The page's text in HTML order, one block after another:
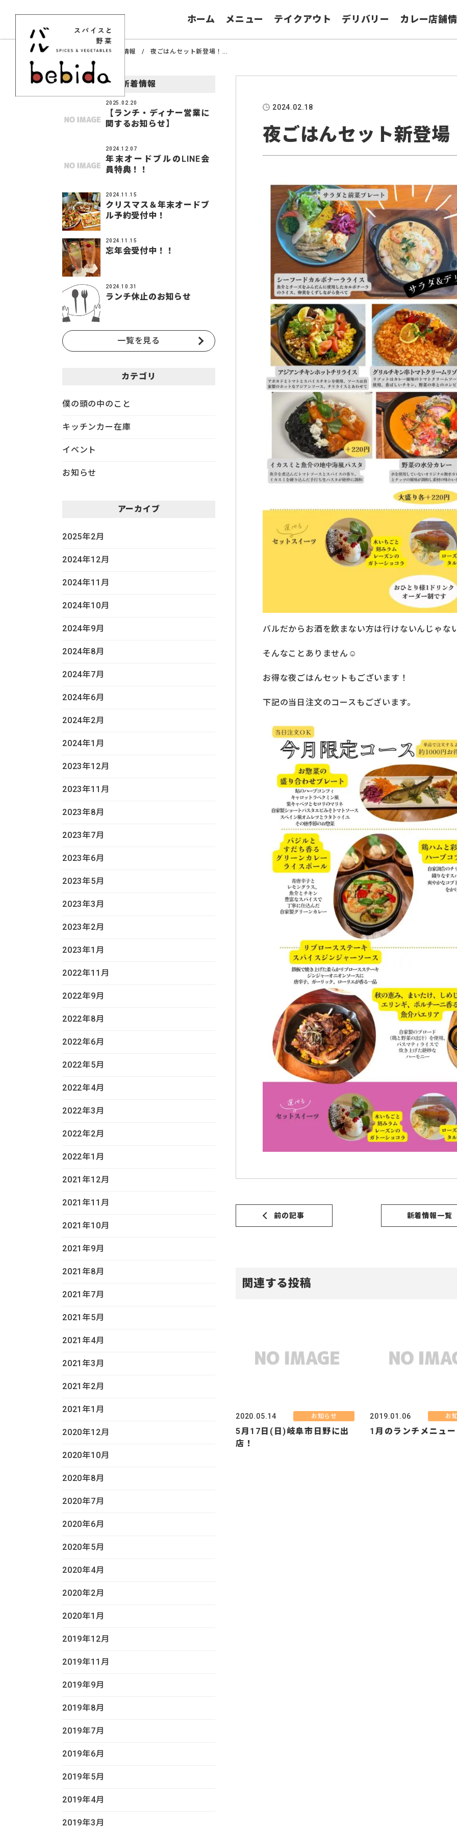
ホーム メニュー テイクアウト デリバリー カレー店舗
ホーム 新着情報 夜ごはんセット新登場！...
2024.02.18
夜ごはんセット新登場
バルだからお酒を飲まない方は行けないんじゃな
そんなことありません☺
お得な夜ごはんセットもございます！
下記の当日注文のコースもございます。
前の記事 新着情報一覧
関連する投稿
2020.05.14 お知らせ
5月17日(日)岐阜市日野に出
店！
2019.01.06 お
1月のランチメニュー
新着情報
2025.02.20
【ランチ・ディナー営業に
関するお知らせ】
2024.12.07
年末オードブルのLINE会
員特典！！
2024.11.15
クリスマス＆年末オードブ
ル予約受付中！
2024.11.15
忘年会受付中！！
2024.10.31
ランチ休止のお知らせ
一覧を見る
カテゴリ
僕の頭の中のこと
キッチンカー在庫
イベント
お知らせ
アーカイブ
2025年2月
2024年12月
2024年11月
2024年10月
2024年9月
2024年8月
2024年7月
2024年6月
2024年2月
2024年1月
2023年12月
2023年11月
2023年8月
2023年7月
2023年6月
2023年5月
2023年3月
2023年2月
2023年1月
2022年11月
2022年9月
2022年8月
2022年6月
2022年5月
2022年4月
2022年3月
2022年2月
2022年1月
2021年12月
2021年11月
2021年10月
2021年9月
2021年8月
2021年7月
2021年5月
2021年4月
2021年3月
2021年2月
2021年1月
2020年12月
2020年10月
2020年8月
2020年7月
2020年6月
2020年5月
2020年4月
2020年2月
2020年1月
2019年12月
2019年11月
2019年9月
2019年8月
2019年7月
2019年6月
2019年5月
2019年4月
2019年3月